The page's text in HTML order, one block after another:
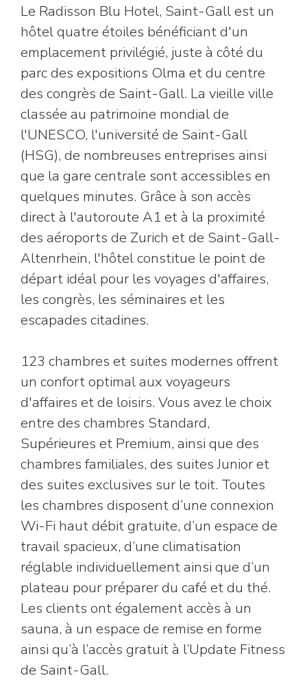
Le Radisson Blu Hotel, Saint-Gall est un
hôtel quatre étoiles bénéficiant d'un
emplacement privilégié, juste à côté du
parc des expositions Olma et du centre
des congrès de Saint-Gall. La vieille ville
classée au patrimoine mondial de
l'UNESCO, l'université de Saint-Gall
(HSG), de nombreuses entreprises ainsi
que la gare centrale sont accessibles en
quelques minutes. Grâce à son accès
direct à l'autoroute A1 et à la proximité
des aéroports de Zurich et de Saint-Gall-
Altenrhein, l'hôtel constitue le point de
départ idéal pour les voyages d'affaires,
les congrès, les séminaires et les
escapades citadines.
123 chambres et suites modernes offrent
un confort optimal aux voyageurs
d'affaires et de loisirs. Vous avez le choix
entre des chambres Standard,
Supérieures et Premium, ainsi que des
chambres familiales, des suites Junior et
des suites exclusives sur le toit. Toutes
les chambres disposent d’une connexion
Wi-Fi haut débit gratuite, d’un espace de
travail spacieux, d’une climatisation
réglable individuellement ainsi que d’un
plateau pour préparer du café et du thé.
Les clients ont également accès à un
sauna, à un espace de remise en forme
ainsi qu’à l’accès gratuit à l’Update Fitness
de Saint-Gall.